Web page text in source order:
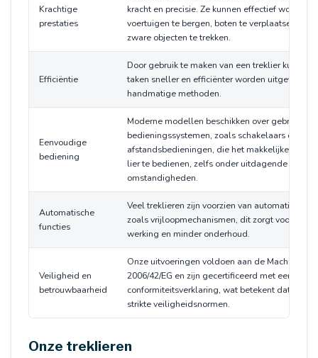
Krachtige
prestaties
kracht en precisie. Ze kunnen effectief worden
voertuigen te bergen, boten te verplaatsen of
zware objecten te trekken.
Efficiëntie
Door gebruik te maken van een treklier kunnen
taken sneller en efficiënter worden uitgevoerd
handmatige methoden.
Eenvoudige
bediening
Moderne modellen beschikken over
bedieningssystemen, zoals schakelaars en
afstandsbedieningen, die het makkelijker
lier te bedienen, zelfs onder uitdagende
omstandigheden.
Automatische
functies
Veel treklieren zijn voorzien van automatische
zoals vrijloopmechanismen, dit zorgt voor een
werking en minder onderhoud.
Veiligheid en
betrouwbaarheid
Onze uitvoeringen voldoen aan de
2006/42/EG en zijn gecertificeerd met een CE-
conformiteitsverklaring, wat betekent dat ze
strikte veiligheidsnormen.
Onze treklieren